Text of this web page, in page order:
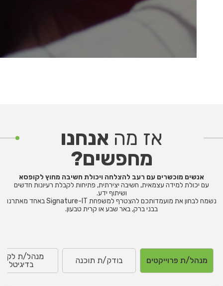
אז מה אנחנו
מחפשים?
אנשים מוכשרים עם רעב להצלחה ויכולת חשיבה מחוץ לקופסא
עם יכולת למידה עצמאית, חשיבה יצירתית, פתיחות לקבלת רעיונות חדשים
ושיתוף ידע.
נשמח לבחון את מועמדותכם להצטרף למשפחת Signature-IT באחד מאתרנו
בבני ברק, באר שבע או קרית טבעון.
מנהל/ת פרוייקטים בודק/ת תוכנה
מנהל/ת
בדיגיטל